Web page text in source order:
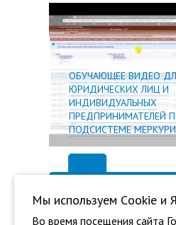
ОБУЧАЮЩЕЕ ВИДЕО
ЮРИДИЧЕСКИХ ЛИЦ И
ИНДИВИДУАЛЬНЫХ
ПРЕДПРИНИМАТЕЛЕЙ
ПОДСИСТЕМЕ
Мы используем Сookie и
Во время посещения сайта